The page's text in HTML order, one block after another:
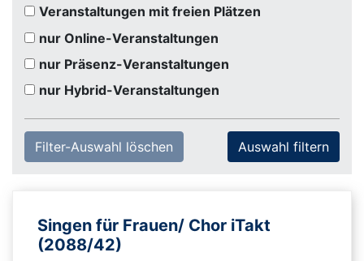
Veranstaltungen mit freien Plätzen
nur Online-Veranstaltungen
nur Präsenz-Veranstaltungen
nur Hybrid-Veranstaltungen
Filter-Auswahl löschen
Singen für Frauen/ Chor iTakt
(2088/42)